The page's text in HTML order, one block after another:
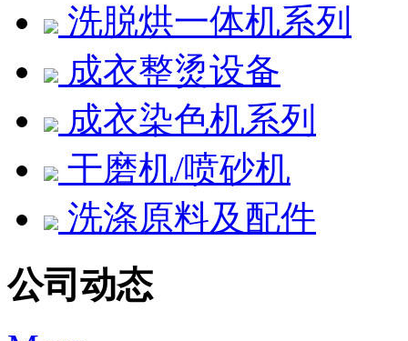
洗脱烘一体机系列
成衣整烫设备
成衣染色机系列
干磨机/喷砂机
洗涤原料及配件
公司动态